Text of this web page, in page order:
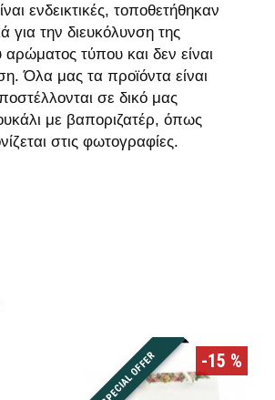
ενδεικτικές, τοποθετήθηκαν
για την διευκόλυνση της
τύπου και δεν είναι
Όλα μας τα προϊόντα είναι
σε δικό μας
με βαποριζατέρ, όπως
στις φωτογραφίες.
SPECIAL OFFER -15 %